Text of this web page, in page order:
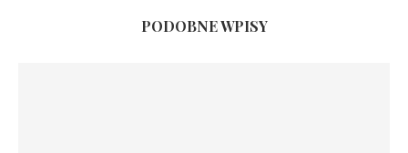
PODOBNE WPISY